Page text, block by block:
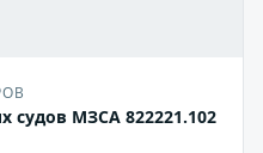
судов МЗСА 822221.102